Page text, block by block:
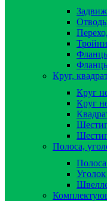
Круг,
Круг
Круг
Полоса,